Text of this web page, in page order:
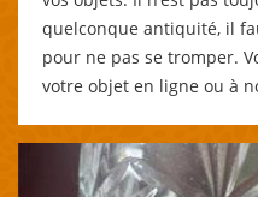
quelconque antiquité, il
pour ne pas se tromper.
votre objet en ligne ou à